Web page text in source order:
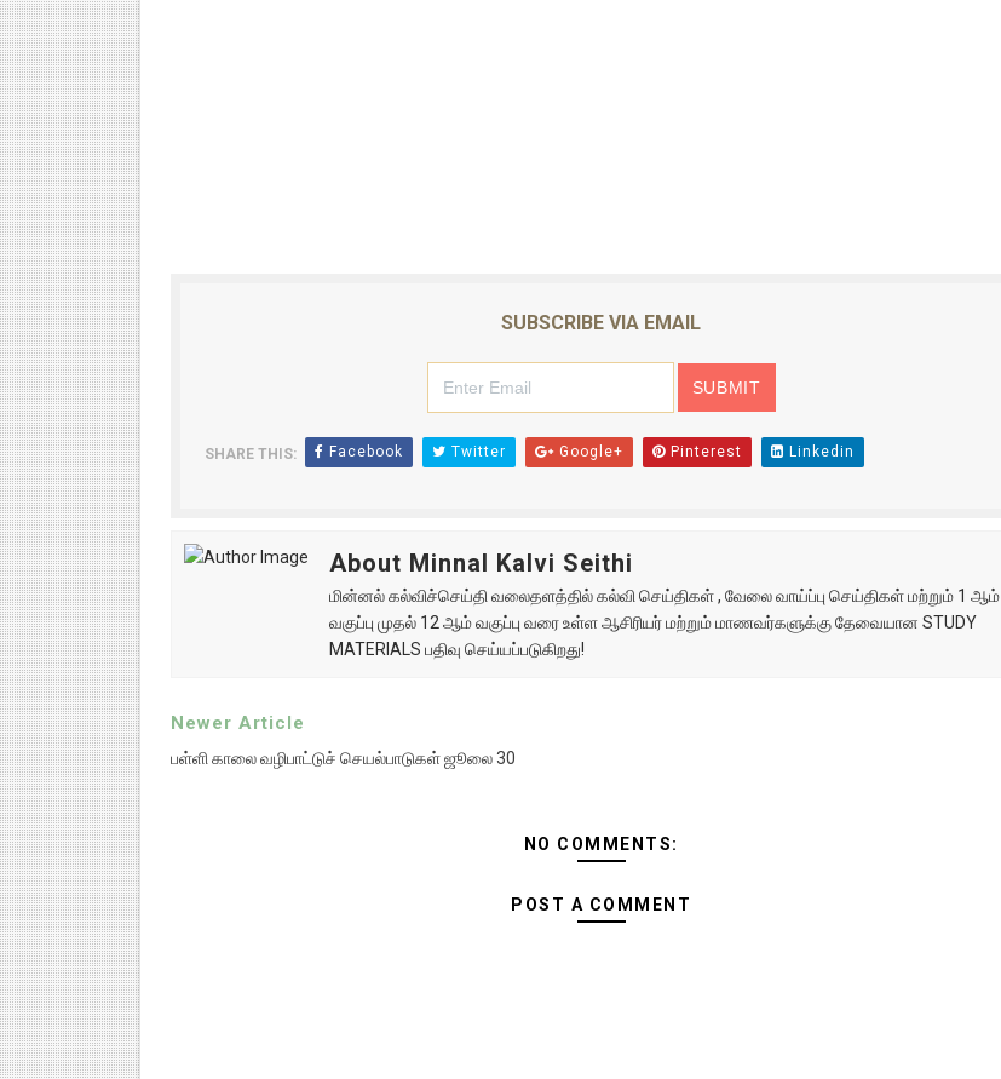
SUBSCRIBE VIA EMAIL
SHARE THIS: Facebook Twitter Google+ Pinterest Linkedin
About Minnal Kalvi Seithi
மின்னல் கல்விச்செய்தி வலைதளத்தில் கல்வி செய்திகள் , வேலை வாய்ப்பு செய்திகள் மற்றும் 1 ஆம்
வகுப்பு முதல் 12 ஆம் வகுப்பு வரை உள்ள ஆசிரியர் மற்றும் மாணவர்களுக்கு தேவையான STUDY
MATERIALS பதிவு செய்யப்படுகிறது!
Newer Article
பள்ளி காலை வழிபாட்டுச் செயல்பாடுகள் ஜூலை 30
NO COMMENTS:
POST A COMMENT